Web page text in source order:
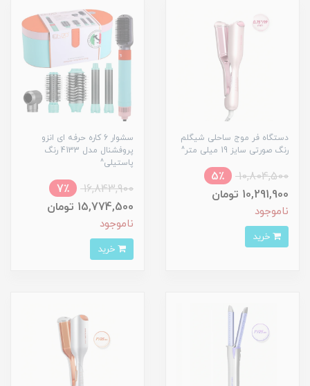
دستگاه فر موج ساحلی شیگلم
رنگ صورتی سایز 19 میلی متر^
10,804,500
5٪
10,291,900 تومان
ناموجود
سشوار 6 کاره حرفه ای انزو
پروفشنال مدل 4133 رنگ
پاستیلی^
16,843,900
7٪
15,774,500 تومان
ناموجود